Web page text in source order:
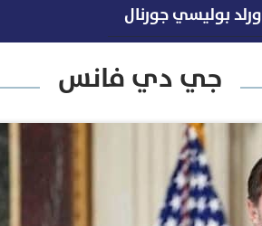
ورلد بوليسي جورنال
جي دي فانس